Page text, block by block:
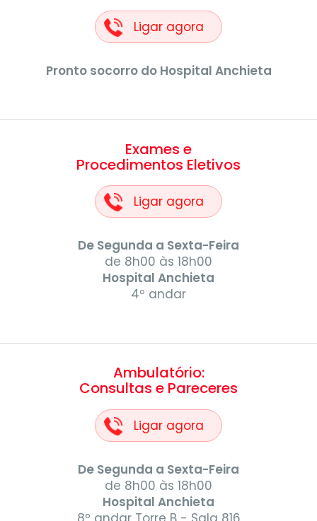
Ligar agora
Pronto socorro do Hospital Anchieta
Exames e
Procedimentos Eletivos
Ligar agora
De Segunda a Sexta-Feira
de 8h00 às 18h00
Hospital Anchieta
4º andar
Ambulatório:
Consultas e Pareceres
Ligar agora
De Segunda a Sexta-Feira
de 8h00 às 18h00
Hospital Anchieta